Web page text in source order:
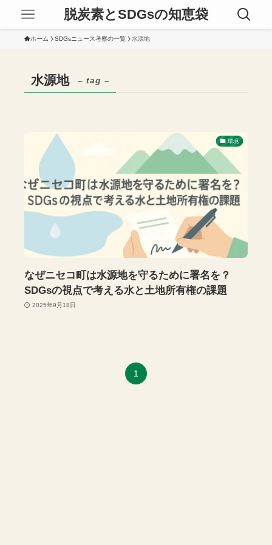
脱炭素とSDGsの知恵袋
ホーム SDGsニュース考察の一覧 水源地
水源地 – tag –
環境
なぜニセコ町は水源地を守るために署名を？
SDGsの視点で考える水と土地所有権の課題
2025年9月18日
1